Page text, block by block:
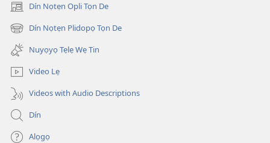
Dín Nọtẹn Opli Tọn De
(opens
new
window)
Dín Nọtẹn Plidopọ Tọn De
(opens
new
window)
Nuyọyọ Tẹlẹ Wẹ Tin
Video Lẹ
Videos with Audio Descriptions
Dín
Alọgọ